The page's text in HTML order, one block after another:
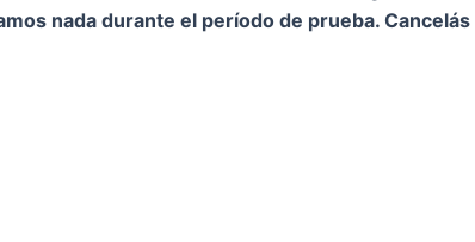
nada durante el período de prueba.